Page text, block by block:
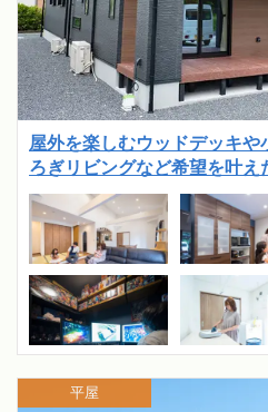
屋外を楽しむウッドデッキ
ろぎリビングなど希望を叶え
平屋